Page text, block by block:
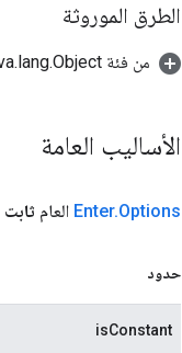
الطرق الموروثة
من فئة java.lang.Object
الأساليب العامة
Enter.Options العام ثابت
حدود
isConstant